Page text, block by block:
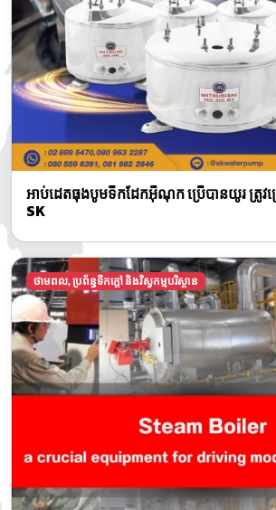
អាប់ដេតធុងបូមទឹកដែកអ៊ីណុក ប្រើបានយូរ ត្រូ
SK
ថាមពល, ប្រព័ន្ធទឹកក្តៅ និងវិស្វកម្មបរិស្ថាន